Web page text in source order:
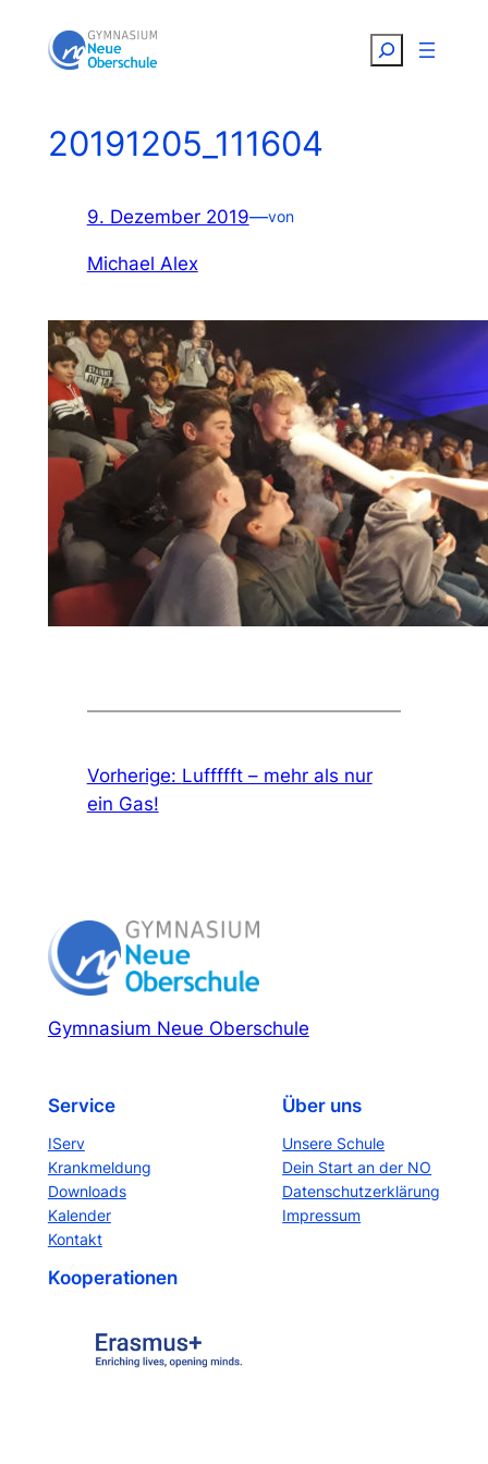
Inhalt
Suchen
20191205_111604
9. Dezember 2019—von
Michael Alex
Vorherige: Luffffft – mehr als nur
ein Gas!
Gymnasium Neue Oberschule
Service
IServ
Krankmeldung
Downloads
Kalender
Kontakt
Über uns
Unsere Schule
Dein Start an der NO
Datenschutzerklärung
Impressum
Kooperationen